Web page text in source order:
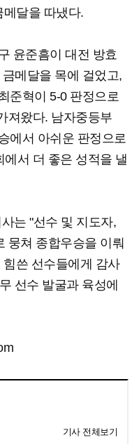
달을 따냈다.
윤준흠이 대전 방효
메달을 목에 걸었고,
준혁이 5-0 판정으로
져왔다. 남자중등부
에서 아쉬운 판정으로
서 더 좋은 성적을 낼
는 "선수 및 지도자,
뭉쳐 종합우승을 이뤄
쓴 선수들에게 감사
선수 발굴과 육성에
기사 전체보기